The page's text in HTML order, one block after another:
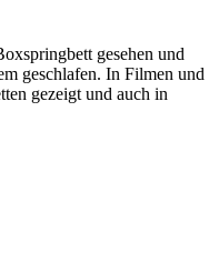
gesehen und
geschlafen. In Filmen und
gezeigt und auch in